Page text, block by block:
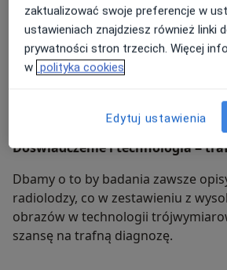
Bezpieczne także dla osób z
Specjalny stół o nośności do 226
konstrukcji pozwala na wygodne
Doświadczenie i technologia =
Dbamy o to by badania zawsze
radiolodzy, co w zestawieniu z
obrazów w technologii
szansę na trafną diagnozę.
zaktualizować swoje preferencje w
ustawieniach znajdziesz również linki
prywatności stron trzecich. Więcej
w polityka cookies
Edytuj ustawienia